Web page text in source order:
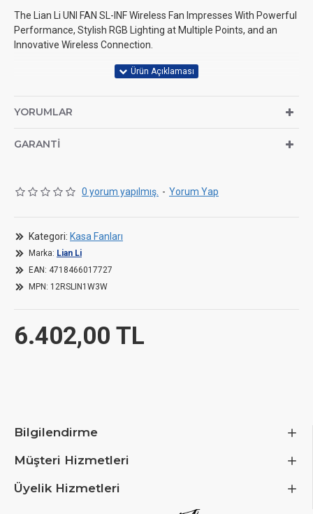
The Lian Li UNI FAN SL-INF Wireless Fan Impresses With Powerful
Performance, Stylish RGB Lighting at Multiple Points, and an
Innovative Wireless Connection.
Control Fan Speed and Lighting With L-Connect 3 Software
Operation at 29.2dB(A)
Fan Specifications
Fan Size
YORUMLAR
GARANTI
0 yorum yapılmış. - Yorum Yap
6.402,00 TL
Kategori: Kasa Fanları
Marka: Lian Li
EAN: 4718466017727
MPN: 12RSLIN1W3W
Bilgilendirme
Müşteri Hizmetleri
Üyelik Hizmetleri